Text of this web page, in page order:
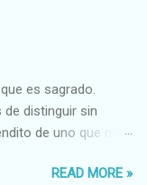
Bondadoso-
Leal-Desleal,etc.
Pr...
es sagrado.
distinguir sin
de uno que no
READ MORE »